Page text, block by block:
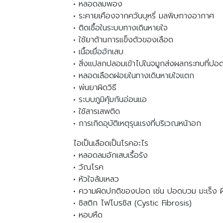
• หลอดลมพอง
• ระคายเคืองจากควันบุหรี่ มลพิษทางอากาศ
• ติดเชื้อในระบบทางเดินหายใจ
• ใช้ยาต้านการแข็งตัวของเลือด
• เนื้อเยื่ออักเสบ
• สิ่งแปลกปลอมเข้าไปในจมูกส่งผลกระทบที่ปอด
• หลอดเลือดฝอยในทางเดินหายใจแตก
• พ่นยาผิดวิธี
• ระบบภูมิคุ้มกันอ่อนแอ
• ใช้สารเสพติด
• การเกิดอุบัติเหตุรุนแรงที่บริเวณหน้าอก
ไอเป็นเลือดเป็นโรคอะไร
• หลอดลมอักเสบเรื้อรัง
• วัณโรค
• หัวใจล้มเหลว
• ความผิดปกติของปอด เช่น ปอดบวม มะเร็ง
• ซิสติก ไฟโบรซิส (Cystic Fibrosis)
• หอบหืด